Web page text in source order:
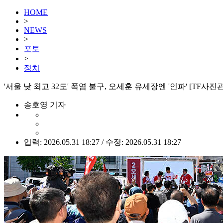
HOME
>
NEWS
>
포토
>
정치
'서울 낮 최고 32도' 폭염 불구, 오세훈 유세장엔 '인파' [TF사진
송호영 기자
입력: 2026.05.31 18:27 / 수정: 2026.05.31 18:27